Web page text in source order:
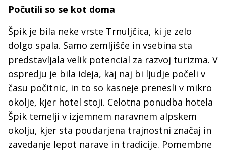
Počutili so se kot doma
Špik je bila neke vrste Trnuljčica, ki je zelo
dolgo spala. Samo zemljišče in vsebina sta
predstavljala velik potencial za razvoj turizma. V
ospredju je bila ideja, kaj naj bi ljudje počeli v
času počitnic, in to so kasneje prenesli v mikro
okolje, kjer hotel stoji. Celotna ponudba hotela
Špik temelji v izjemnem naravnem alpskem
okolju, kjer sta poudarjena trajnostni značaj in
zavedanje lepot narave in tradicije. Pomembne